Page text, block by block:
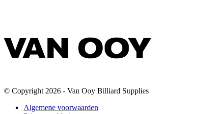
© Copyright 2026 - Van Ooy Billiard Supplies
Algemene voorwaarden